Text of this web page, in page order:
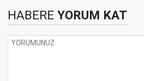
HABERE YORUM KAT